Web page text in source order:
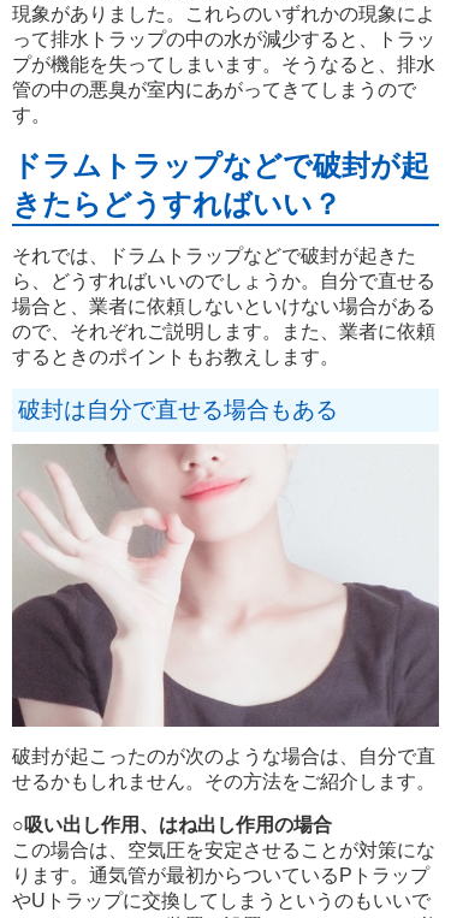
現象がありました。これらのいずれかの現象によ
って排水トラップの中の水が減少すると、トラッ
プが機能を失ってしまいます。そうなると、排水
管の中の悪臭が室内にあがってきてしまうので
す。
ドラムトラップなどで破封が起
きたらどうすればいい？
それでは、ドラムトラップなどで破封が起きた
ら、どうすればいいのでしょうか。自分で直せる
場合と、業者に依頼しないといけない場合がある
ので、それぞれご説明します。また、業者に依頼
するときのポイントもお教えします。
破封は自分で直せる場合もある
破封が起こったのが次のような場合は、自分で直
せるかもしれません。その方法をご紹介します。
○吸い出し作用、はね出し作用の場合
この場合は、空気圧を安定させることが対策にな
ります。通気管が最初からついているPトラップ
やUトラップに交換してしまうというのもいいで